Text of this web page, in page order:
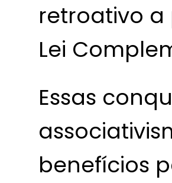
retroativo
Lei
Essas
benefícios